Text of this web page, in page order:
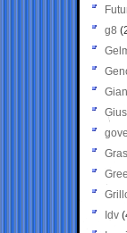
g8
Idv